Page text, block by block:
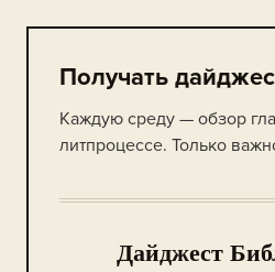
Получать
Каждую среду — обзор
литпроцессе. Только
Дайджест